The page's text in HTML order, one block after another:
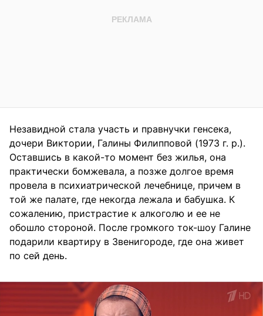
Незавидной стала участь и правнучки генсека,
дочери Виктории, Галины Филипповой (1973 г. р.).
Оставшись в какой-то момент без жилья, она
практически бомжевала, а позже долгое время
провела в психиатрической лечебнице, причем в
той же палате, где некогда лежала и бабушка. К
сожалению, пристрастие к алкоголю и ее не
обошло стороной. После громкого ток-шоу Галине
подарили квартиру в Звенигороде, где она живет
по сей день.